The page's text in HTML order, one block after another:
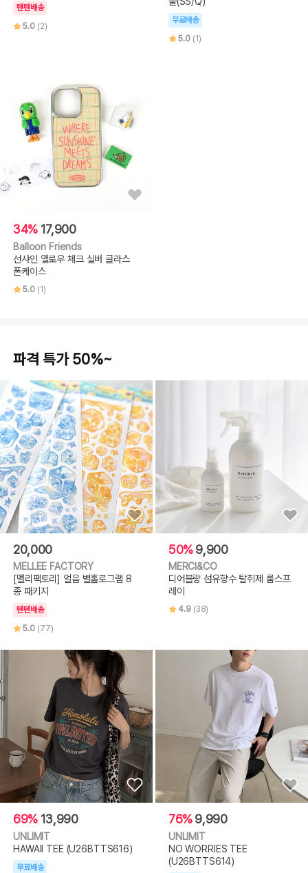
텐텐배송
5.0 (2)
무료배송
5.0 (1)
34% 17,900
Balloon Friends
선샤인 옐로우 체크 실버 글라스
폰케이스
5.0 (1)
파격 특가 50%~
20,000
MELLEE FACTORY
[멜리팩토리] 얼음 별홀로그램 8
종 패키지
텐텐배송
5.0 (77)
50%9,900
MERCI&CO
디어블랑 섬유향수 탈취제 룸스프
레이
4.9 (38)
69% 13,990
UNLIMIT
HAWAII TEE (U26BTTS616)
무료배송
76%9,990
UNLIMIT
NO WORRIES TEE
(U26BTTS614)